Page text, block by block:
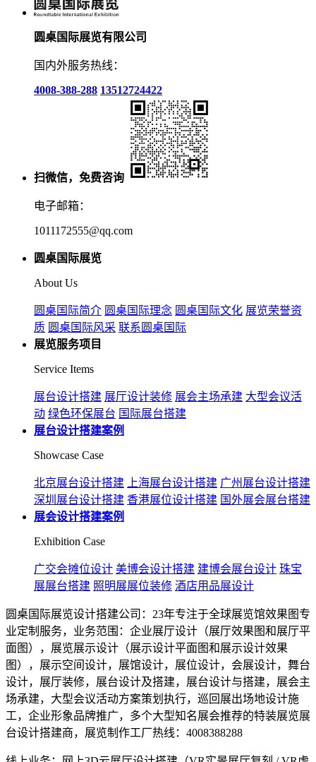
圆桌国际展览有限公司
国内外服务热线：
4008-388-288 13512724422
扫微信，免费咨询
电子邮箱：
1011172555@qq.com
圆桌国际展览
About Us
圆桌国际简介 圆桌国际理念 圆桌国际文化 展览荣誉资
质 圆桌国际风采 联系圆桌国际
展览服务项目
Service Items
展台设计搭建 展厅设计装修 展会主场承建 大型会议活
动 绿色环保展台 国际展台搭建
展台设计搭建案例
Showcase Case
北京展台设计搭建 上海展台设计搭建 广州展台设计搭建
深圳展台设计搭建 香港展位设计搭建 国外展会展台搭建
展会设计搭建案例
Exhibition Case
广交会摊位设计 美博会设计搭建 建博会展台设计 珠宝
展展台搭建 照明展展位装修 酒店用品展设计
圆桌国际展览设计搭建公司：23年专注于全球展览馆效果图专
业定制服务，业务范围：企业展厅设计（展厅效果图和展厅平
面图），展览展示设计（展示设计平面图和展示设计效果
图），展示空间设计，展馆设计，展位设计，会展设计，舞台
设计，展厅装修，展台设计及搭建，展台设计与搭建，展会主
场承建，大型会议活动方案策划执行，巡回展出场地设计施
工，企业形象品牌推广，多个大型知名展会推荐的特装展览展
台设计搭建商，展览制作工厂热线：4008388288